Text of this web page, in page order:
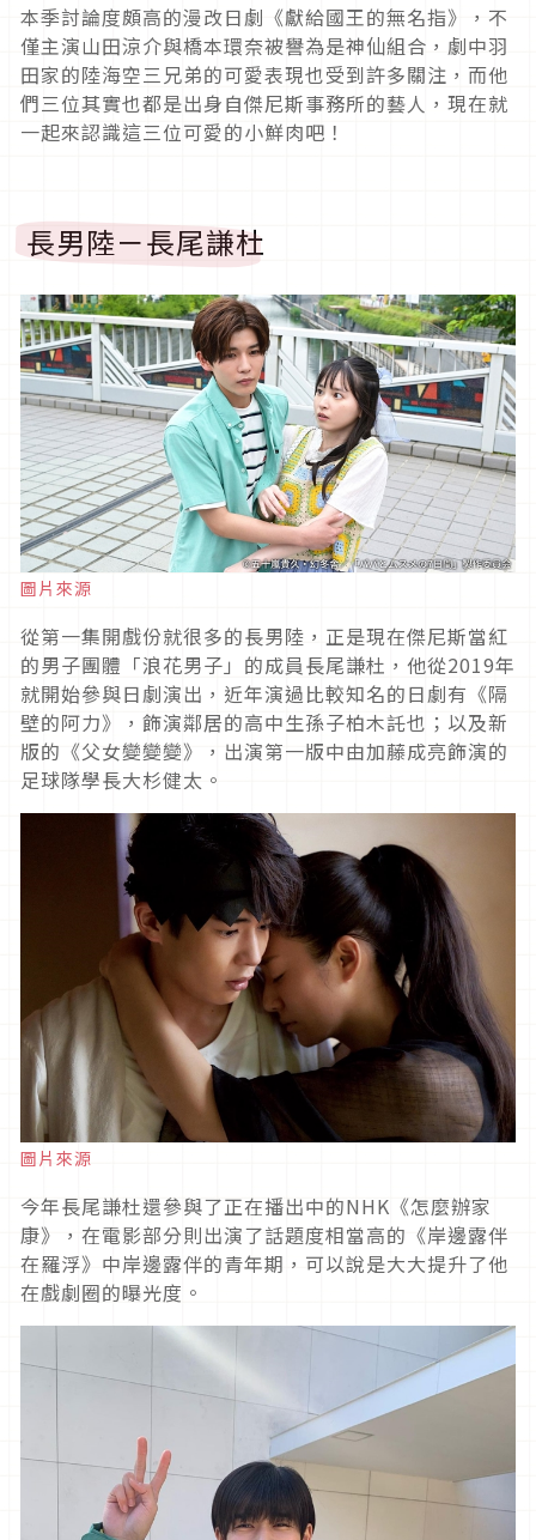
本季討論度頗高的漫改日劇《獻給國王的無名指》，不
僅主演山田涼介與橋本環奈被譽為是神仙組合，劇中羽
田家的陸海空三兄弟的可愛表現也受到許多關注，而他
們三位其實也都是出身自傑尼斯事務所的藝人，現在就
一起來認識這三位可愛的小鮮肉吧！
長男陸－長尾謙杜
圖片來源
從第一集開戲份就很多的長男陸，正是現在傑尼斯當紅
的男子團體「浪花男子」的成員長尾謙杜，他從2019年
就開始參與日劇演出，近年演過比較知名的日劇有《隔
壁的阿力》，飾演鄰居的高中生孫子柏木託也；以及新
版的《父女變變變》，出演第一版中由加藤成亮飾演的
足球隊學長大杉健太。
圖片來源
今年長尾謙杜還參與了正在播出中的NHK《怎麼辦家
康》，在電影部分則出演了話題度相當高的《岸邊露伴
在羅浮》中岸邊露伴的青年期，可以說是大大提升了他
在戲劇圈的曝光度。